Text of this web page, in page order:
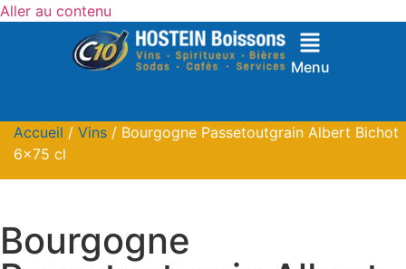
Aller au contenu
Menu
Accueil / Vins / Bourgogne Passetoutgrain Albert Bichot
6×75 cl
Bourgogne